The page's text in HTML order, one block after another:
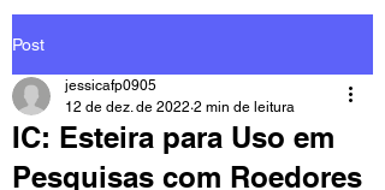
Post
IC: Esteira para Uso em
Pesquisas com Roedores
jessicafp0905
12 de dez. de 2022 2 min de leitura